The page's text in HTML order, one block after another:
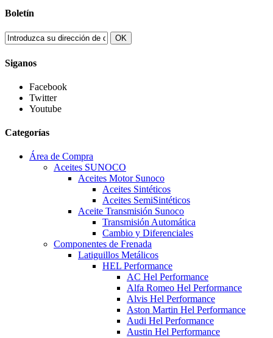
Boletín
OK
Siganos
Facebook
Twitter
Youtube
Categorías
Área de Compra
Aceites SUNOCO
Aceites Motor Sunoco
Aceites Sintéticos
Aceites SemiSintéticos
Aceite Transmisión Sunoco
Transmisión Automática
Cambio y Diferenciales
Componentes de Frenada
Latiguillos Metálicos
HEL Performance
AC Hel Performance
Alfa Romeo Hel Performance
Alvis Hel Performance
Aston Martin Hel Performance
Audi Hel Performance
Austin Hel Performance